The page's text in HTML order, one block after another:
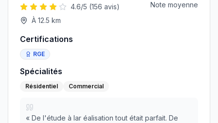
4.6/5 (156 avis)
À 12.5 km
Note moyenne
Certifications
RGE
Spécialités
Résidentiel Commercial
« De l'étude à lar éalisation tout était parfait. De